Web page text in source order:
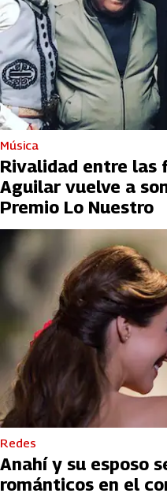
Música
Rivalidad entre las
Aguilar vuelve a
Premio Lo Nuestro
Redes
Anahí y su esposo
románticos en el